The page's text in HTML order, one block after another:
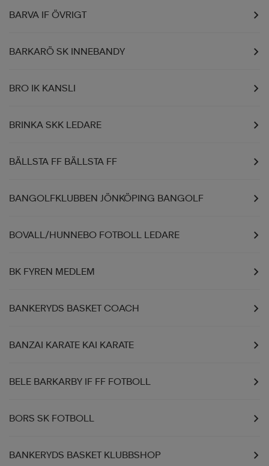
BARVA IF ÖVRIGT
BARKARÖ SK INNEBANDY
BRO IK KANSLI
BRINKA SKK LEDARE
BÄLLSTA FF BÄLLSTA FF
BANGOLFKLUBBEN JÖNKÖPING BANGOLF
BOVALL/HUNNEBO FOTBOLL LEDARE
BK FYREN MEDLEM
BANKERYDS BASKET COACH
BANZAI KARATE KAI KARATE
BELE BARKARBY IF FF FOTBOLL
BORS SK FOTBOLL
BANKERYDS BASKET KLUBBSHOP